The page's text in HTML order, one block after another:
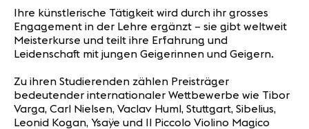
Ihre künstlerische Tätigkeit wird durch ihr grosses
Engagement in der Lehre ergänzt – sie gibt weltweit
Meisterkurse und teilt ihre Erfahrung und
Leidenschaft mit jungen Geigerinnen und Geigern.
Zu ihren Studierenden zählen Preisträger
bedeutender internationaler Wettbewerbe wie Tibor
Varga, Carl Nielsen, Vaclav Huml, Stuttgart, Sibelius,
Leonid Kogan, Ysaÿe und Il Piccolo Violino Magico